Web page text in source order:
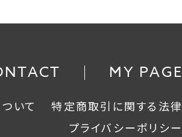
MY PAGE
いて
特定商取引に関する法律
プライバシーポリシー